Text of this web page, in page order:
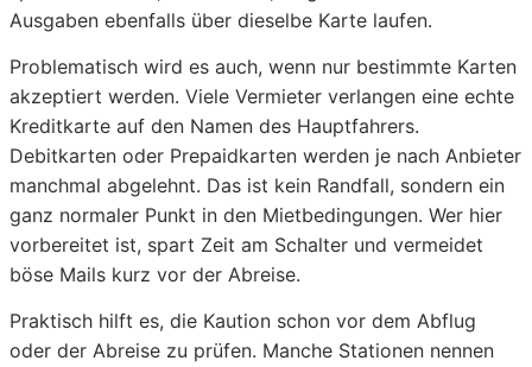
Ausgaben ebenfalls über dieselbe Karte laufen.
Problematisch wird es auch, wenn nur bestimmte Karten
akzeptiert werden. Viele Vermieter verlangen eine echte
Kreditkarte auf den Namen des Hauptfahrers.
Debitkarten oder Prepaidkarten werden je nach Anbieter
manchmal abgelehnt. Das ist kein Randfall, sondern ein
ganz normaler Punkt in den Mietbedingungen. Wer hier
vorbereitet ist, spart Zeit am Schalter und vermeidet
böse Mails kurz vor der Abreise.
Praktisch hilft es, die Kaution schon vor dem Abflug
oder der Abreise zu prüfen. Manche Stationen nennen